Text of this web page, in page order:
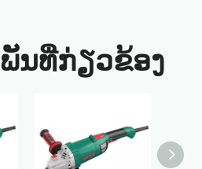
ນທີ່ກ່ຽວຂ້ອງ